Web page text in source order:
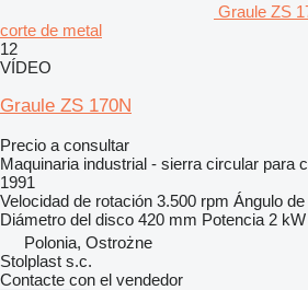
Graule ZS
corte de metal
12
VÍDEO
Graule ZS 170N
Precio a consultar
Maquinaria industrial - sierra circular para
1991
Velocidad de rotación 3.500 rpm Ángulo
Diámetro del disco 420 mm Potencia 2 kW
Polonia, Ostrożne
Stolplast s.c.
Contacte con el vendedor